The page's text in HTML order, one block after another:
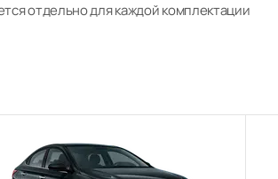
отдельно для каждой комплектации